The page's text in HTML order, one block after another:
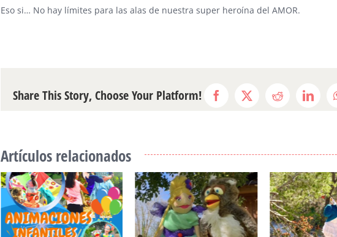
Eso si… No hay límites para las alas de nuestra super heroína del AMOR.
Share This Story, Choose Your Platform! Facebook
X Reddit
Artículos relacionados